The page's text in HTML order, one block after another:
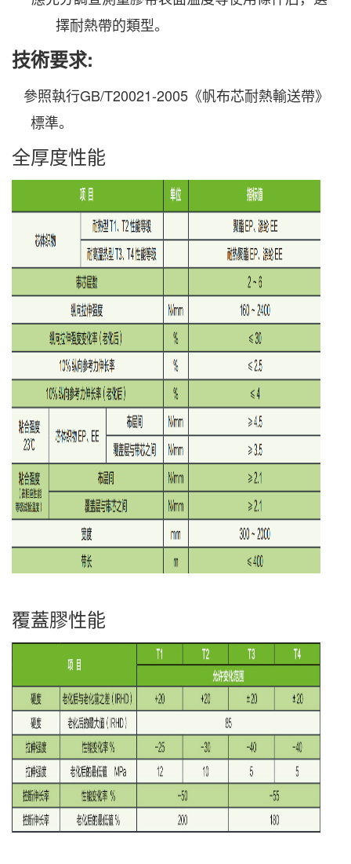
擇耐熱帶的類型。
技術要求:
參照執行GB/T20021-2005 《帆布芯耐熱輸送帶》
標準。
全厚度性能
覆蓋膠性能